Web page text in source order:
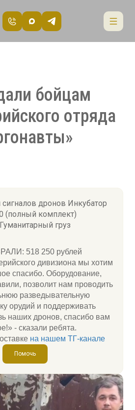
бойцам
отряда
сигналов дронов Инкубатор
(полный комплект)
Гуманитарный груз
518 250 рублей
дивизиона мы хотим
спасибо. Оборудование,
позволит нам проводить
разведывательную
орудий и поддерживать
наших дронов, спасибо вам
- сказали ребята.
на нашем ТГ-канале
Помочь